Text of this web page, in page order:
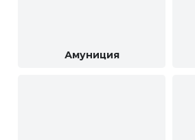
Амуниция